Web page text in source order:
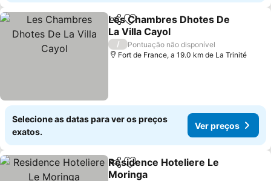
PartilharAdicionar aos favoritos
Les Chambres Dhotes De
La Villa Cayol
/
Pontuação não disponível
Fort de France, a 19.0 km de La Trinité
Selecione as datas para ver os preços
exatos.
Ver preços
PartilharAdicionar aos favoritos
Residence Hoteliere Le
Moringa